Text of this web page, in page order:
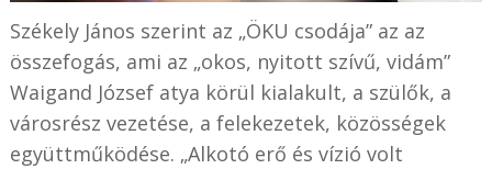
Székely János szerint az „ÖKU csodája” az az
összefogás, ami az „okos, nyitott szívű, vidám”
Waigand József atya körül kialakult, a szülők, a
városrész vezetése, a felekezetek, közösségek
együttműködése. „Alkotó erő és vízió volt